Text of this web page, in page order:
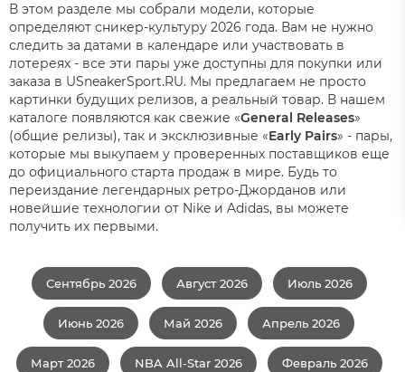
В этом разделе мы собрали модели, которые
определяют сникер-культуру 2026 года. Вам не нужно
следить за датами в календаре или участвовать в
лотереях - все эти пары уже доступны для покупки или
заказа в USneakerSport.RU. Мы предлагаем не просто
картинки будущих релизов, а реальный товар. В нашем
каталоге появляются как свежие «General Releases»
(общие релизы), так и эксклюзивные «Early Pairs» - пары,
которые мы выкупаем у проверенных поставщиков еще
до официального старта продаж в мире. Будь то
переиздание легендарных ретро-Джорданов или
новейшие технологии от Nike и Adidas, вы можете
получить их первыми.
Сентябрь 2026 Август 2026 Июль 2026
Июнь 2026 Май 2026 Апрель 2026
Март 2026 NBA All-Star 2026 Февраль 2026